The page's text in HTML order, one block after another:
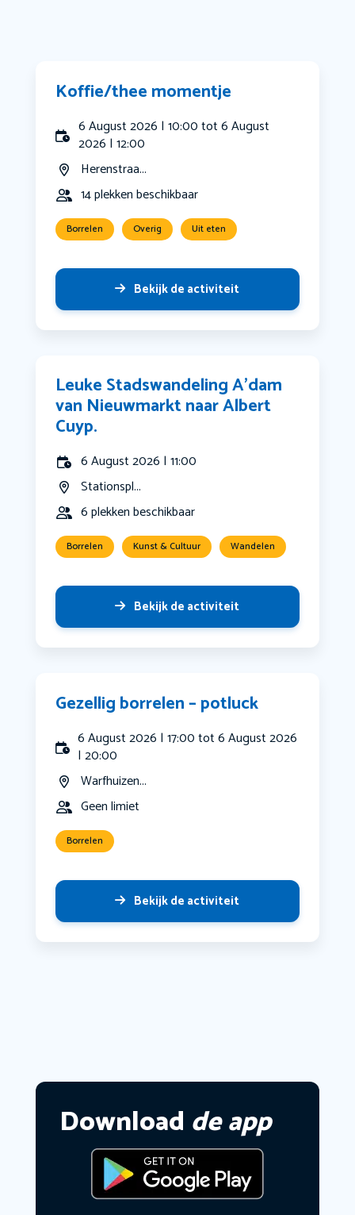
Koffie/thee momentje
6 August 2026 | 10:00 tot 6 August
2026 | 12:00
Herenstraa...
14 plekken beschikbaar
Borrelen Overig Uit eten
Bekijk de activiteit
Leuke Stadswandeling A’dam
van Nieuwmarkt naar Albert
Cuyp.
6 August 2026 | 11:00
Stationspl...
6 plekken beschikbaar
Borrelen Kunst & Cultuur Wandelen
Bekijk de activiteit
Gezellig borrelen – potluck
6 August 2026 | 17:00 tot 6 August 2026
| 20:00
Warfhuizen...
Geen limiet
Borrelen
Bekijk de activiteit
Download de app